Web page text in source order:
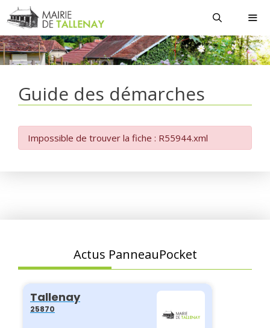
Aller
au
contenu
Guide des démarches
Impossible de trouver la fiche : R55944.xml
Actus PanneauPocket